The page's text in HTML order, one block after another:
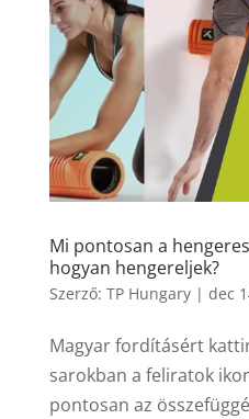
Mi pontosan a
hogyan hengereljek?
Szerző: TP Hungary| dec
Magyar fordításért
sarokban a feliratok
pontosan az